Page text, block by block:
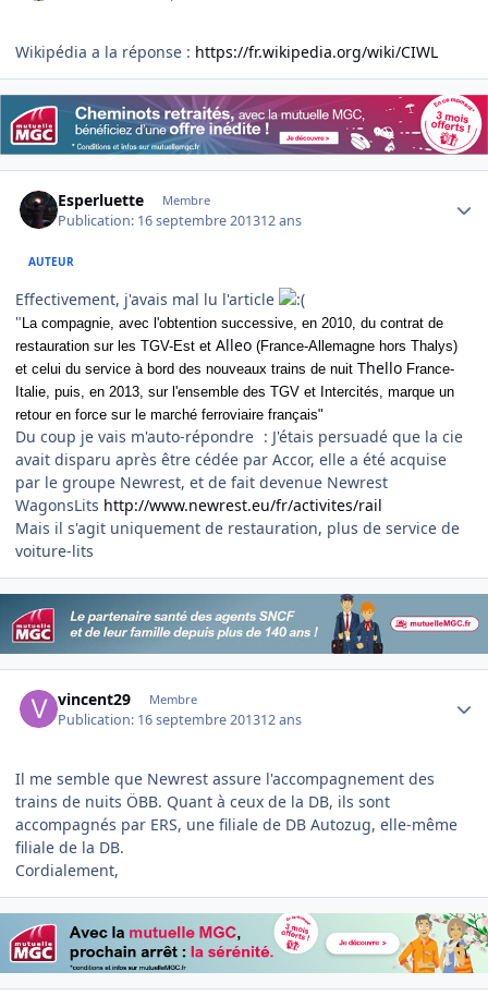
Wikipédia a la réponse : https://fr.wikipedia.org/wiki/CIWL
Esperluette Membre
Publication: 16 septembre 201312 ans
AUTEUR
Effectivement, j'avais mal lu l'article
"La compagnie, avec l'obtention successive, en 2010, du contrat de
restauration sur les TGV-Est et Alleo (France-Allemagne hors Thalys)
et celui du service à bord des nouveaux trains de nuit Thello France-
Italie, puis, en 2013, sur l'ensemble des TGV et Intercités, marque un
retour en force sur le marché ferroviaire français"
Du coup je vais m'auto-répondre : J'étais persuadé que la cie
avait disparu après être cédée par Accor, elle a été acquise
par le groupe Newrest, et de fait devenue Newrest
WagonsLits http://www.newrest.eu/fr/activites/rail
Mais il s'agit uniquement de restauration, plus de service de
voiture-lits
vincent29 Membre
Publication: 16 septembre 201312 ans
Il me semble que Newrest assure l'accompagnement des
trains de nuits ÖBB. Quant à ceux de la DB, ils sont
accompagnés par ERS, une filiale de DB Autozug, elle-même
filiale de la DB.
Cordialement,